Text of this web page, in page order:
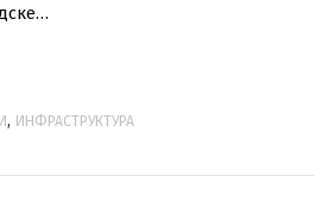
, ИНФРАСТРУКТУРА